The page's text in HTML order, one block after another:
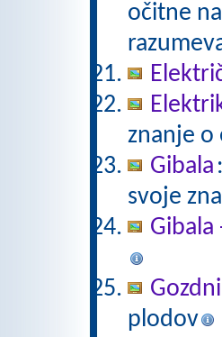
očitne
znanje o
Gibala
svoje
Gibala
plodov